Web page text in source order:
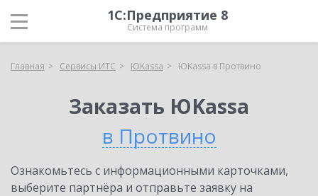
1С:Предприятие 8
Система программ
Главная Сервисы ИТС ЮKassa ЮKassa в Протвино
Заказать ЮKassa
в Протвино
Ознакомьтесь с информационными карточками,
выберите партнёра и отправьте заявку на